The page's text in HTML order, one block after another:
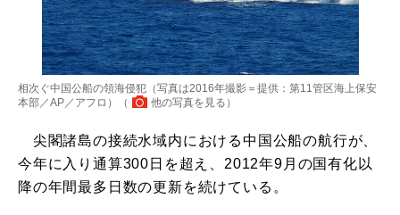
相次ぐ中国公船の領海侵犯（写真は2016年撮影＝提供：第11管区海上保安
本部／AP／アフロ）（
他の写真を見る ）
尖閣諸島の接続水域内における中国公船の航行が、
今年に入り通算300日を超え、2012年9月の国有化以
降の年間最多日数の更新を続けている。